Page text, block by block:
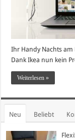
Ihr Handy Nachts
Dank Ikea nun kein
Weiterlesen »
Neu Beliebt